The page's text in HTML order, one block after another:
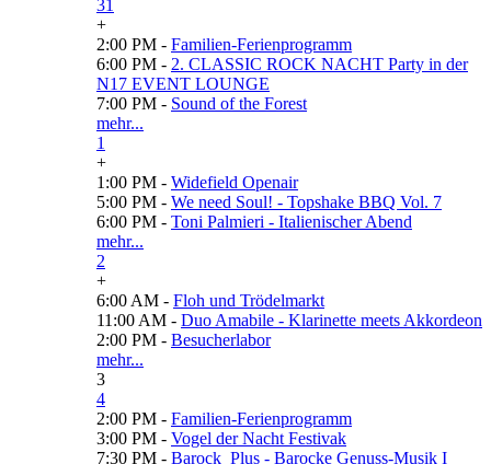
31
+
2:00 PM - Familien-Ferienprogramm
6:00 PM - 2. CLASSIC ROCK NACHT Party in der
N17 EVENT LOUNGE
7:00 PM - Sound of the Forest
mehr...
1
+
1:00 PM - Widefield Openair
5:00 PM - We need Soul! - Topshake BBQ Vol. 7
6:00 PM - Toni Palmieri - Italienischer Abend
mehr...
2
+
6:00 AM - Floh und Trödelmarkt
11:00 AM - Duo Amabile - Klarinette meets Akkordeon
2:00 PM - Besucherlabor
mehr...
3
4
2:00 PM - Familien-Ferienprogramm
3:00 PM - Vogel der Nacht Festivak
7:30 PM - Barock_Plus - Barocke Genuss-Musik I